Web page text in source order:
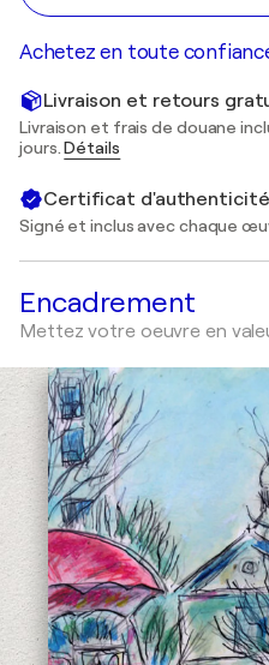
Achetez en toute
Livraison et retours
Livraison et frais de douane
jours.Détails
Certificat d'authenticité
Signé et inclus avec chaque
Encadrement
Mettez votre oeuvre en